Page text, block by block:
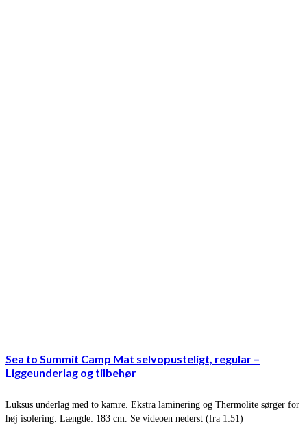
Sea to Summit Camp Mat selvopusteligt, regular –
Liggeunderlag og tilbehør
Luksus underlag med to kamre. Ekstra laminering og Thermolite sørger for
høj isolering. Længde: 183 cm. Se videoen nederst (fra 1:51)